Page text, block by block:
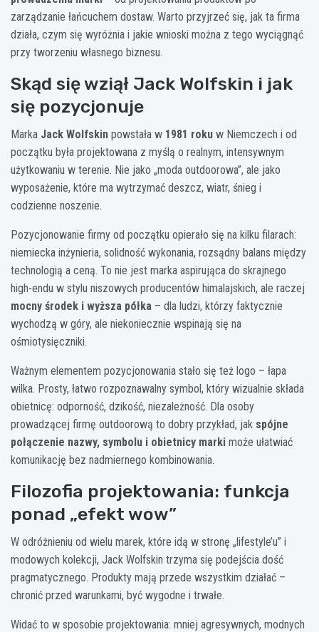
zarządzanie łańcuchem dostaw. Warto przyjrzeć się, jak ta firma
działa, czym się wyróżnia i jakie wnioski można z tego wyciągnąć
przy tworzeniu własnego biznesu.
Skąd się wziął Jack Wolfskin i jak
się pozycjonuje
Marka Jack Wolfskin powstała w 1981 roku w Niemczech i od
początku była projektowana z myślą o realnym, intensywnym
użytkowaniu w terenie. Nie jako „moda outdoorowa”, ale jako
wyposażenie, które ma wytrzymać deszcz, wiatr, śnieg i
codzienne noszenie.
Pozycjonowanie firmy od początku opierało się na kilku filarach:
niemiecka inżynieria, solidność wykonania, rozsądny balans między
technologią a ceną. To nie jest marka aspirująca do skrajnego
high-endu w stylu niszowych producentów himalajskich, ale raczej
mocny środek i wyższa półka – dla ludzi, którzy faktycznie
wychodzą w góry, ale niekoniecznie wspinają się na
ośmiotysięczniki.
Ważnym elementem pozycjonowania stało się też logo – łapa
wilka. Prosty, łatwo rozpoznawalny symbol, który wizualnie składa
obietnicę: odporność, dzikość, niezależność. Dla osoby
prowadzącej firmę outdoorową to dobry przykład, jak spójne
połączenie nazwy, symbolu i obietnicy marki może ułatwiać
komunikację bez nadmiernego kombinowania.
Filozofia projektowania: funkcja
ponad „efekt wow”
W odróżnieniu od wielu marek, które idą w stronę „lifestyle’u” i
modowych kolekcji, Jack Wolfskin trzyma się podejścia dość
pragmatycznego. Produkty mają przede wszystkim działać –
chronić przed warunkami, być wygodne i trwałe.
Widać to w sposobie projektowania: mniej agresywnych, modnych